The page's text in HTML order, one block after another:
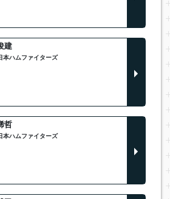
建
本ハムファイターズ
哲
本ハムファイターズ